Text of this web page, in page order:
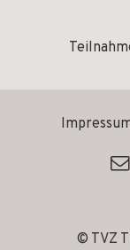
© TVZ